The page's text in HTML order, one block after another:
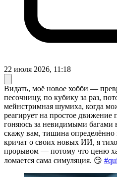
22 июля 2026, 11:18
Видать, моё новое хобби —
песочницу, по кубику за раз,
мейнстримная шумиха, когда
реагирует на простое движение
гоняюсь за невидимыми багами
скажу вам, тишина
кричат о своих новых ИИ, я
прорывом — потому что ценю
ломается сама симуляция. 😏